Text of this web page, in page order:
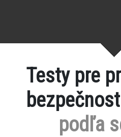
Testy pre
podľa